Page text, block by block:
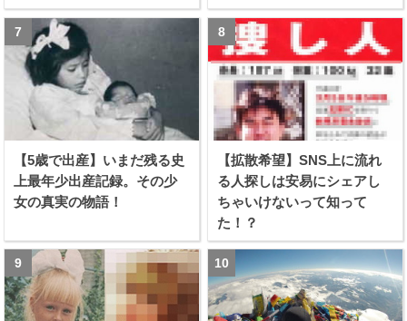
【5歳で出産】いまだ残る史
上最年少出産記録。その少
女の真実の物語！
【拡散希望】SNS上に流れ
る人探しは安易にシェアし
ちゃいけないって知って
た！？